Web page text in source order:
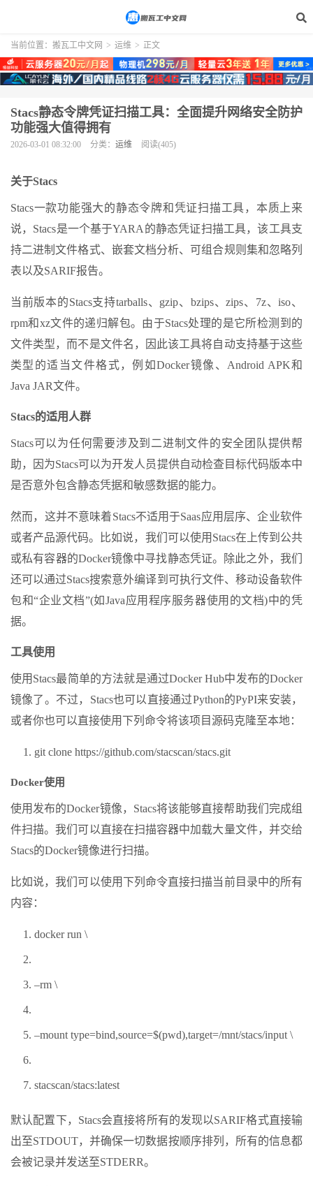
当前位置： 搬瓦工中文网 > 运维 > 正文
Stacs静态令牌凭证扫描工具：全面提升网络安全防护
功能强大值得拥有
2026-03-01 08:32:00 分类： 运维 阅读(405)
关于Stacs
Stacs一款功能强大的静态令牌和凭证扫描工具，本质上来
说，Stacs是一个基于YARA的静态凭证扫描工具，该工具支
持二进制文件格式、嵌套文档分析、可组合规则集和忽略列
表以及SARIF报告。
当前版本的Stacs支持tarballs、gzip、bzips、zips、7z、iso、
rpm和xz文件的递归解包。由于Stacs处理的是它所检测到的
文件类型，而不是文件名，因此该工具将自动支持基于这些
类型的适当文件格式，例如Docker镜像、Android APK和
Java JAR文件。
Stacs的适用人群
Stacs可以为任何需要涉及到二进制文件的安全团队提供帮
助，因为Stacs可以为开发人员提供自动检查目标代码版本中
是否意外包含静态凭据和敏感数据的能力。
然而，这并不意味着Stacs不适用于Saas应用层序、企业软件
或者产品源代码。比如说，我们可以使用Stacs在上传到公共
或私有容器的Docker镜像中寻找静态凭证。除此之外，我们
还可以通过Stacs搜索意外编译到可执行文件、移动设备软件
包和“企业文档”(如Java应用程序服务器使用的文档)中的凭
据。
工具使用
使用Stacs最简单的方法就是通过Docker Hub中发布的Docker
镜像了。不过，Stacs也可以直接通过Python的PyPI来安装，
或者你也可以直接使用下列命令将该项目源码克隆至本地：
git clone https://github.com/stacscan/stacs.git
Docker使用
使用发布的Docker镜像，Stacs将该能够直接帮助我们完成组
件扫描。我们可以直接在扫描容器中加载大量文件，并交给
Stacs的Docker镜像进行扫描。
比如说，我们可以使用下列命令直接扫描当前目录中的所有
内容：
docker run \
–rm \
–mount type=bind,source=$(pwd),target=/mnt/stacs/input \
stacscan/stacs:latest
默认配置下，Stacs会直接将所有的发现以SARIF格式直接输
出至STDOUT，并确保一切数据按顺序排列，所有的信息都
会被记录并发送至STDERR。